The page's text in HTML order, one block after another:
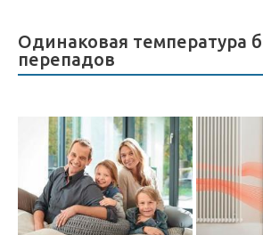
Одинаковая температура
перепадов